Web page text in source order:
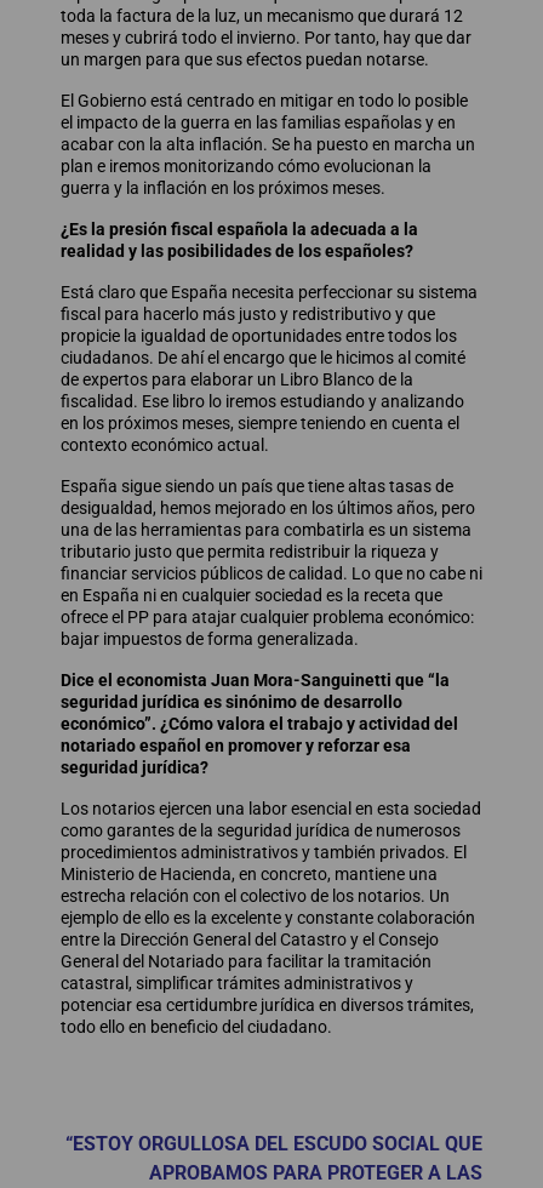
toda la factura de la luz, un mecanismo que durará 12
meses y cubrirá todo el invierno. Por tanto, hay que dar
un margen para que sus efectos puedan notarse.
El Gobierno está centrado en mitigar en todo lo posible
el impacto de la guerra en las familias españolas y en
acabar con la alta inflación. Se ha puesto en marcha un
plan e iremos monitorizando cómo evolucionan la
guerra y la inflación en los próximos meses.
¿Es la presión fiscal española la adecuada a la
realidad y las posibilidades de los españoles?
Está claro que España necesita perfeccionar su sistema
fiscal para hacerlo más justo y redistributivo y que
propicie la igualdad de oportunidades entre todos los
ciudadanos. De ahí el encargo que le hicimos al comité
de expertos para elaborar un Libro Blanco de la
fiscalidad. Ese libro lo iremos estudiando y analizando
en los próximos meses, siempre teniendo en cuenta el
contexto económico actual.
España sigue siendo un país que tiene altas tasas de
desigualdad, hemos mejorado en los últimos años, pero
una de las herramientas para combatirla es un sistema
tributario justo que permita redistribuir la riqueza y
financiar servicios públicos de calidad. Lo que no cabe ni
en España ni en cualquier sociedad es la receta que
ofrece el PP para atajar cualquier problema económico:
bajar impuestos de forma generalizada.
Dice el economista Juan Mora-Sanguinetti que “la
seguridad jurídica es sinónimo de desarrollo
económico”. ¿Cómo valora el trabajo y actividad del
notariado español en promover y reforzar esa
seguridad jurídica?
Los notarios ejercen una labor esencial en esta sociedad
como garantes de la seguridad jurídica de numerosos
procedimientos administrativos y también privados. El
Ministerio de Hacienda, en concreto, mantiene una
estrecha relación con el colectivo de los notarios. Un
ejemplo de ello es la excelente y constante colaboración
entre la Dirección General del Catastro y el Consejo
General del Notariado para facilitar la tramitación
catastral, simplificar trámites administrativos y
potenciar esa certidumbre jurídica en diversos trámites,
todo ello en beneficio del ciudadano.
“ESTOY ORGULLOSA DEL ESCUDO SOCIAL QUE
APROBAMOS PARA PROTEGER A LAS